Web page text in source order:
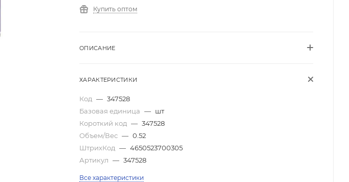
Купить оптом
ОПИСАНИЕ
ХАРАКТЕРИСТИКИ
Код — 347528
Базовая единица — шт
Короткий код — 347528
Объем/Вес — 0.52
ШтрихКод — 4650523700305
Артикул — 347528
Все характеристики